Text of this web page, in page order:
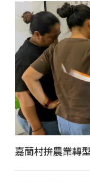
嘉蘭村拚農業轉